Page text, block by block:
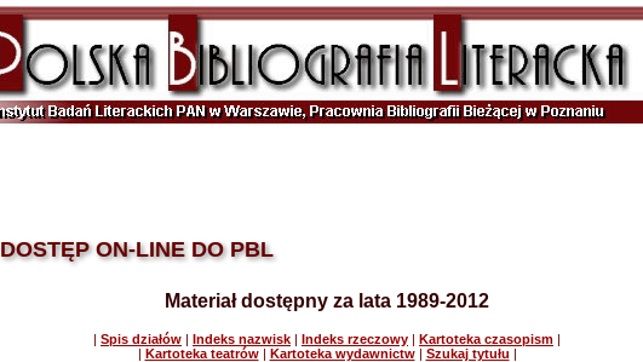
DOSTĘP ON-LINE DO PBL
Materiał dostępny za lata 1989-2012
| Spis działów | Indeks nazwisk | Indeks rzeczowy | Kartoteka czasopism |
| Kartoteka teatrów| Kartoteka wydawnictw| Szukaj tytułu |